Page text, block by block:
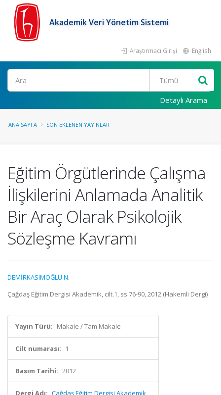
Akademik Veri Yönetim Sistemi
Araştırmacı Girişi English
Ara
Detaylı Arama
ANA SAYFA SON EKLENEN YAYINLAR
Eğitim Örgütlerinde Çalışma
İlişkilerini Anlamada Analitik
Bir Araç Olarak Psikolojik
Sözleşme Kavramı
DEMİRKASIMOĞLU N.
Çağdaş Eğitim Dergisi Akademik, cilt.1, ss.76-90, 2012 (Hakemli Dergi)
Yayın Türü: Makale / Tam Makale
Cilt numarası: 1
Basım Tarihi: 2012
Dergi Adı: Çağdaş Eğitim Dergisi Akademik